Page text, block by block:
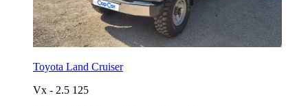
Toyota Land Cruiser
Vx - 2.5 125